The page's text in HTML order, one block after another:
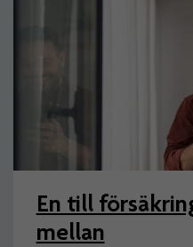
En till
mellan